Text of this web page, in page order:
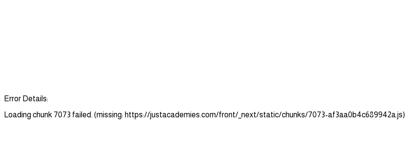
Error Details:
Loading chunk 7073 failed. (missing: https://justacademies.com/front/_next/static/chunks/7073-af3aa0b4c689942a.js)